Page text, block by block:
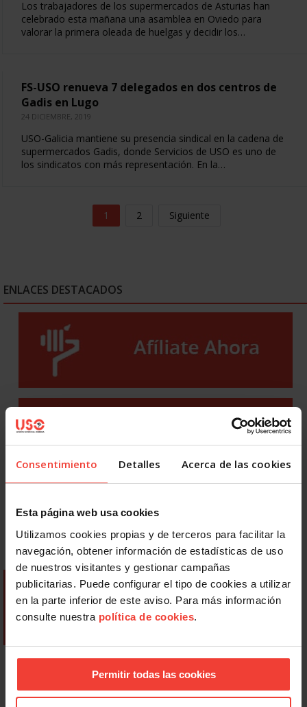
Consentimiento Detalles Acerca de las cookies
Esta página web usa cookies
Utilizamos cookies propias y de terceros para facilitar la
navegación, obtener información de estadísticas de uso
de nuestros visitantes y gestionar campañas
publicitarias. Puede configurar el tipo de cookies a utilizar
en la parte inferior de este aviso. Para más información
consulte nuestra política de cookies.
Permitir todas las cookies
Los trabajadores de los supermercados de Asturias han
celebrado esta mañana una asamblea en Oviedo para
valorar la primera oleada de huelgas y decidir los…
FS-USO renueva 7 delegados en dos centros de
Gadis en Lugo
24 DICIEMBRE, 2019
USO-Galicia mantiene su presencia sindical en la cadena de
supermercados Gadis, donde Servicios de USO es uno de
los sindicatos con más representación. En la…
1 2 Siguiente
ENLACES DESTACADOS